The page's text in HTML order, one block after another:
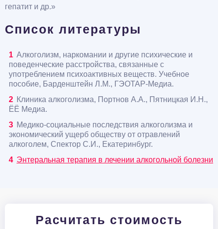
гепатит и др.»
Список литературы
Алкоголизм, наркомании и другие психические и
поведенческие расстройства, связанные с
употреблением психоактивных веществ. Учебное
пособие, Барденштейн Л.М., ГЭОТАР-Медиа.
Клиника алкоголизма, Портнов А.А., Пятницкая И.Н.,
ЁЁ Медиа.
Медико-социальные последствия алкоголизма и
экономический ущерб обществу от отравлений
алкоголем, Спектор С.И., Екатеринбург.
Энтеральная терапия в лечении алкогольной болезни
Расчитать стоимость